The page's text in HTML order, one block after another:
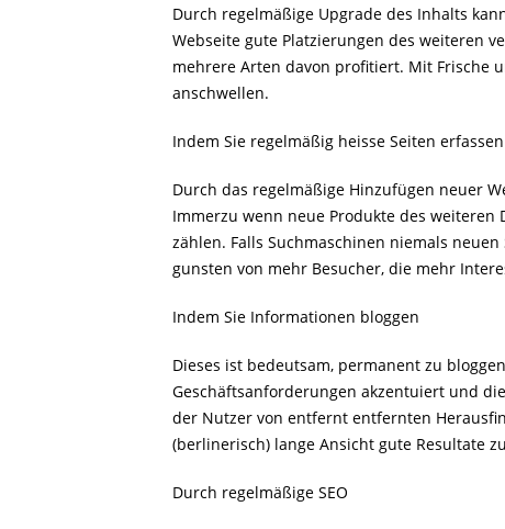
Durch regelmäßige Upgrade des Inhalts
Webseite gute Platzierungen des weiteren
mehrere Arten davon profitiert. Mit Frische
anschwellen.
Indem Sie regelmäßig heisse Seiten erfassen
Durch das regelmäßige Hinzufügen neuer
Immerzu wenn neue Produkte des
zählen. Falls Suchmaschinen niemals
gunsten von mehr Besucher, die mehr
Indem Sie Informationen bloggen
Dieses ist bedeutsam, permanent zu
Geschäftsanforderungen akzentuiert und
der Nutzer von entfernt entfernten
(berlinerisch) lange Ansicht gute Resultate
Durch regelmäßige SEO